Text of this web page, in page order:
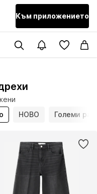
Към приложението
НОВО Големи